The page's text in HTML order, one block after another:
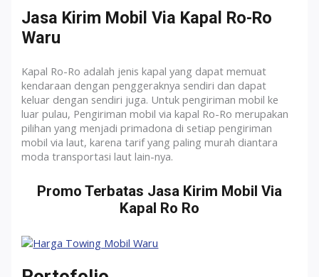
Jasa Kirim Mobil Via Kapal Ro-Ro
Waru
Kapal Ro-Ro adalah jenis kapal yang dapat memuat
kendaraan dengan penggeraknya sendiri dan dapat
keluar dengan sendiri juga. Untuk pengiriman mobil ke
luar pulau, Pengiriman mobil via kapal Ro-Ro merupakan
pilihan yang menjadi primadona di setiap pengiriman
mobil via laut, karena tarif yang paling murah diantara
moda transportasi laut lain-nya.
Promo Terbatas Jasa Kirim Mobil Via
Kapal Ro Ro